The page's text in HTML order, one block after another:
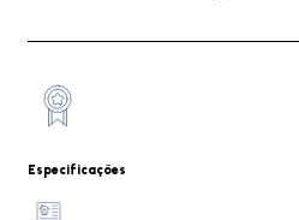
Especificações